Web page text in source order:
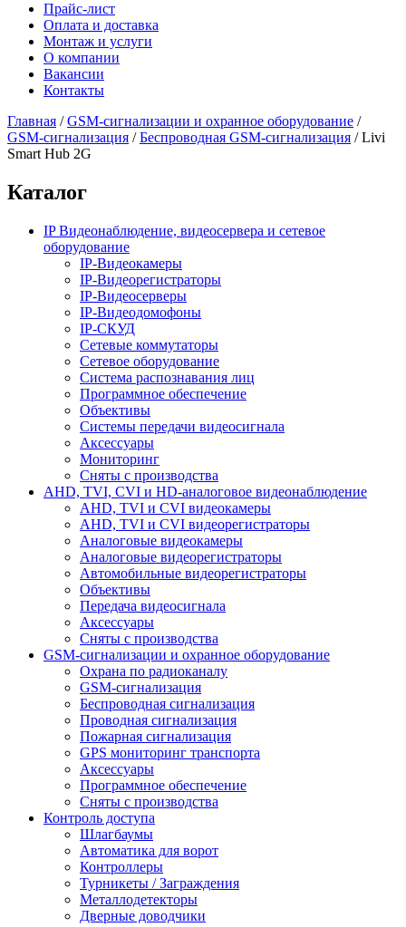
Прайс-лист
Оплата и доставка
Монтаж и услуги
О компании
Вакансии
Контакты
Главная /GSM-сигнализации и охранное оборудование /
GSM-сигнализация /Беспроводная GSM-сигнализация /Livi
Smart Hub 2G
Каталог
IP Видеонаблюдение, видеосервера и сетевое
оборудование
IP-Видеокамеры
IP-Видеорегистраторы
IP-Видеосерверы
IP-Видеодомофоны
IP-СКУД
Сетевые коммутаторы
Сетевое оборудование
Система распознавания лиц
Программное обеспечение
Объективы
Системы передачи видеосигнала
Аксессуары
Мониторинг
Сняты с производства
AHD, TVI, CVI и HD-аналоговое видеонаблюдение
AHD, TVI и CVI видеокамеры
AHD, TVI и CVI видеорегистраторы
Аналоговые видеокамеры
Аналоговые видеорегистраторы
Автомобильные видеорегистраторы
Объективы
Передача видеосигнала
Аксессуары
Сняты с производства
GSM-сигнализации и охранное оборудование
Охрана по радиоканалу
GSM-сигнализация
Беспроводная сигнализация
Проводная сигнализация
Пожарная сигнализация
GPS мониторинг транспорта
Аксессуары
Программное обеспечение
Сняты с производства
Контроль доступа
Шлагбаумы
Автоматика для ворот
Контроллеры
Турникеты / Заграждения
Металлодетекторы
Дверные доводчики